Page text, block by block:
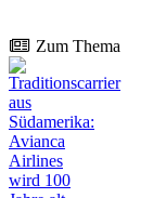
Zum Thema